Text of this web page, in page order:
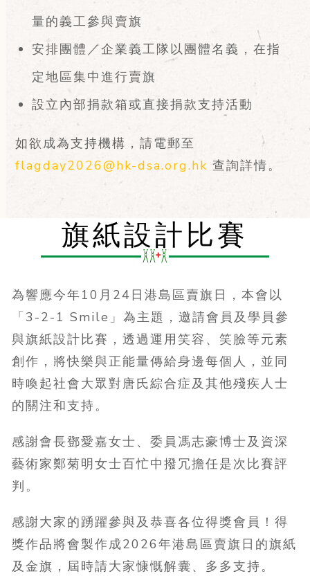
量的義工參與賣旗
安排團體／企業義工隊以團體名義，在指
定地區集中進行賣旗
設立內部捐款箱或直接捐款支持活動
如欲成為支持機構，請電郵至
flagday2026@hk-dsa.org.hk 查詢詳情。
旗紙設計比賽
為響應今年10月24日港島區賣旗日，本會以
「3-2-1 Smile」為主題，邀請會員及學員參
與旗紙設計比賽，透過運用笑容、笑臉等元素
創作，將快樂與正能量傳給身邊每個人，並同
時喚起社會大眾對唐氏綜合症及其他殘疾人士
的關注和支持。
感謝會長鄧愛嘉女士、委員馮志豪博士及資深
藝術家鄭菊明女士百忙中撥冗擔任是次比賽評
判。
感謝大家的踴躍參與及恭喜各位得獎會員！得
獎作品將會製作成2026年港島區賣旗日的旗紙
及金旗，屆時請大家慷慨解囊、多多支持。